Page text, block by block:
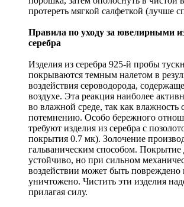
протереть мягкой салфеткой (лучше
Правила по уходу за ювелирными
серебра
Изделия из серебра 925-й пробы
покрываются темным налетом в
воздействия сероводорода,
воздухе. Эта реакция наиболее
во влажной среде, так как влажность
потемнению. Особо бережного
требуют изделия из серебра с
покрытия 0.7 мк). Золочение
гальваническим способом. Покрытие
устойчиво, но при сильном
воздействии может быть повреждено
уничтожено. Чистить эти изделия
прилагая силу.